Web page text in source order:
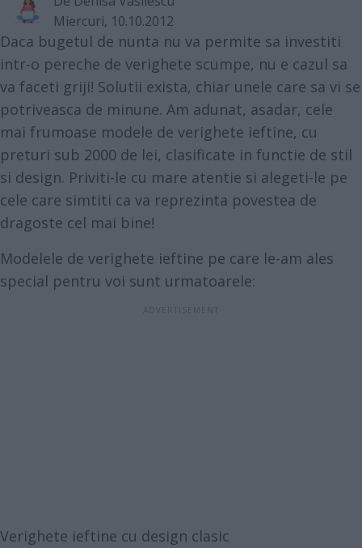
Miercuri, 10.10.2012
Daca bugetul de nunta nu va permite sa investiti
intr-o pereche de verighete scumpe, nu e cazul sa
va faceti griji! Solutii exista, chiar unele care sa vi se
potriveasca de minune. Am adunat, asadar, cele
mai frumoase modele de verighete ieftine, cu
preturi sub 2000 de lei, clasificate in functie de stil
si design. Priviti-le cu mare atentie si alegeti-le pe
cele care simtiti ca va reprezinta povestea de
dragoste cel mai bine!
Modelele de verighete ieftine pe care le-am ales
special pentru voi sunt urmatoarele:
Verighete ieftine cu design clasic